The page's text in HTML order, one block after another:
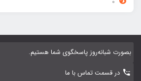
بصورت شبانه‌روز پاسخگوی شما هستیم.
در قسمت تماس با ما